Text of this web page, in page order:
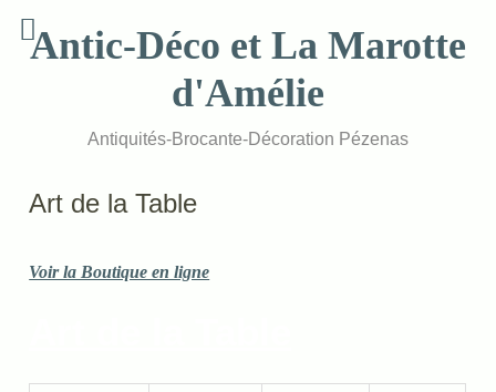
contentAntic-Déco et La Marotte
d'Amélie
Antiquités-Brocante-Décoration Pézenas
Art de la Table
Voir la Boutique en ligne